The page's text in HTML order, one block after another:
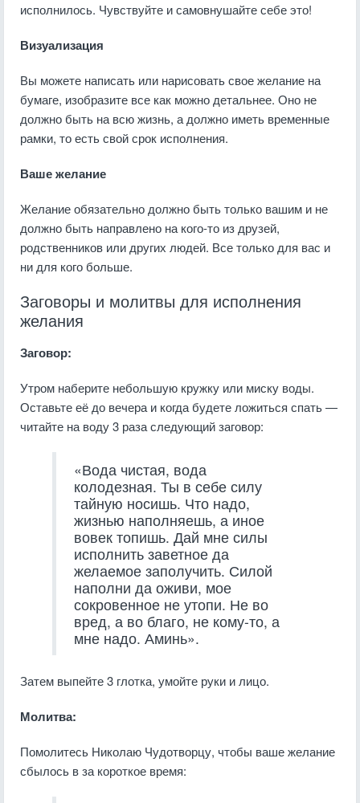
исполнилось. Чувствуйте и самовнушайте себе это!
Визуализация
Вы можете написать или нарисовать свое желание на
бумаге, изобразите все как можно детальнее. Оно не
должно быть на всю жизнь, а должно иметь временные
рамки, то есть свой срок исполнения.
Ваше желание
Желание обязательно должно быть только вашим и не
должно быть направлено на кого-то из друзей,
родственников или других людей. Все только для вас и
ни для кого больше.
Заговоры и молитвы для исполнения
желания
Заговор:
Утром наберите небольшую кружку или миску воды.
Оставьте её до вечера и когда будете ложиться спать —
читайте на воду 3 раза следующий заговор:
«Вода чистая, вода
колодезная. Ты в себе силу
тайную носишь. Что надо,
жизнью наполняешь, а иное
вовек топишь. Дай мне силы
исполнить заветное да
желаемое заполучить. Силой
наполни да оживи, мое
сокровенное не утопи. Не во
вред, а во благо, не кому-то, а
мне надо. Аминь».
Затем выпейте 3 глотка, умойте руки и лицо.
Молитва:
Помолитесь Николаю Чудотворцу, чтобы ваше желание
сбылось в за короткое время: